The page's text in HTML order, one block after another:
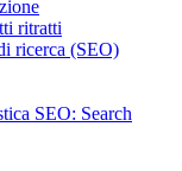
ritratti
ricerca (SEO)
SEO: Search